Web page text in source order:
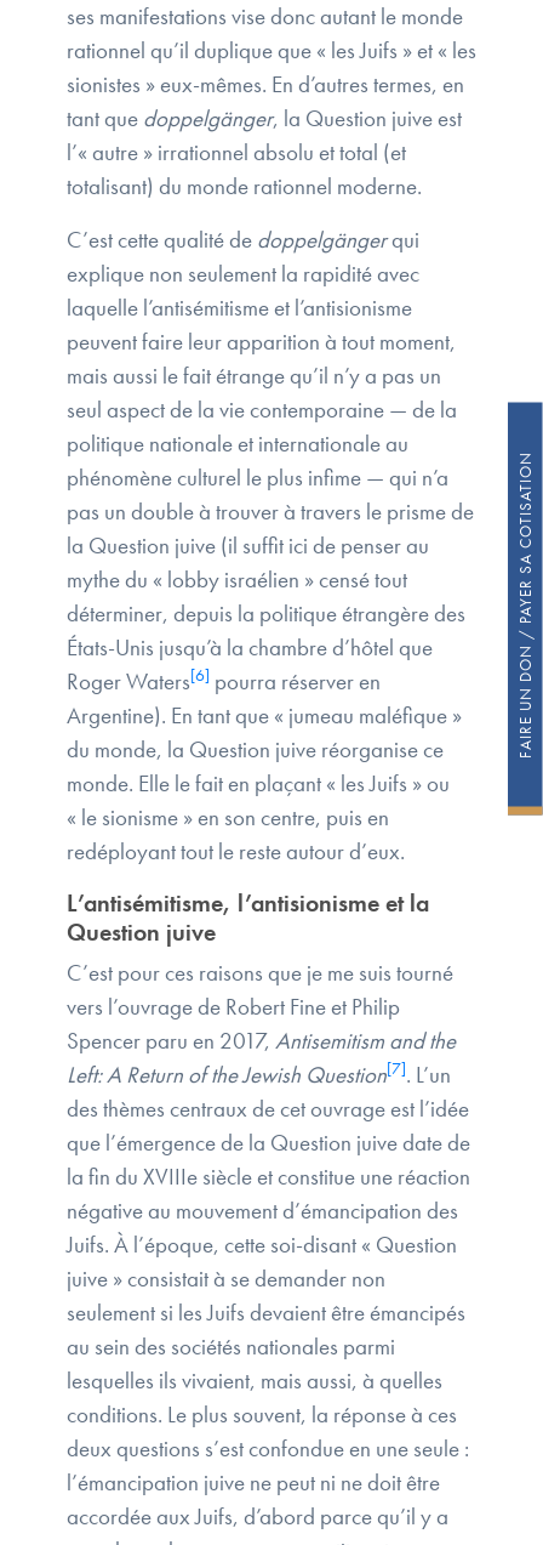
FAIRE UN DON / PAYER SA COTISATION
ses manifestations vise donc autant le monde
rationnel qu’il duplique que « les Juifs » et « les
sionistes » eux-mêmes. En d’autres termes, en
tant que doppelgänger, la Question juive est
l’« autre » irrationnel absolu et total (et
totalisant) du monde rationnel moderne.
C’est cette qualité de doppelgängerqui
explique non seulement la rapidité avec
laquelle l’antisémitisme et l’antisionisme
peuvent faire leur apparition à tout moment,
mais aussi le fait étrange qu’il n’y a pas un
seul aspect de la vie contemporaine — de la
politique nationale et internationale au
phénomène culturel le plus infime — qui n’a
pas un double à trouver à travers le prisme de
la Question juive (il suffit ici de penser au
mythe du « lobby israélien » censé tout
déterminer, depuis la politique étrangère des
États-Unis jusqu’à la chambre d’hôtel que
Roger Waters[6] pourra réserver en
Argentine). En tant que « jumeau maléfique »
du monde, la Question juive réorganise ce
monde. Elle le fait en plaçant « les Juifs » ou
« le sionisme » en son centre, puis en
redéployant tout le reste autour d’eux.
L’antisémitisme, l’antisionisme et la
Question juive
C’est pour ces raisons que je me suis tourné
vers l’ouvrage de Robert Fine et Philip
Spencer paru en 2017, Antisemitism and the
Left: A Return of the Jewish Question[7]. L’un
des thèmes centraux de cet ouvrage est l’idée
que l’émergence de la Question juive date de
la fin du XVIIIe siècle et constitue une réaction
négative au mouvement d’émancipation des
Juifs. À l’époque, cette soi-disant « Question
juive » consistait à se demander non
seulement si les Juifs devaient être émancipés
au sein des sociétés nationales parmi
lesquelles ils vivaient, mais aussi, à quelles
conditions. Le plus souvent, la réponse à ces
deux questions s’est confondue en une seule :
l’émancipation juive ne peut ni ne doit être
accordée aux Juifs, d’abord parce qu’il y a